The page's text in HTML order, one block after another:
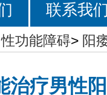
联系我
性功能障碍> 阳
治疗男性